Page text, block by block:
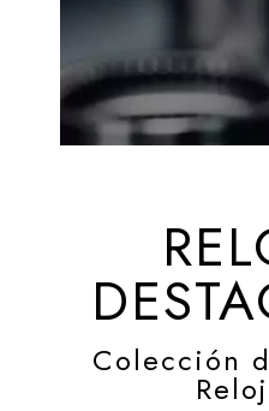
Colección